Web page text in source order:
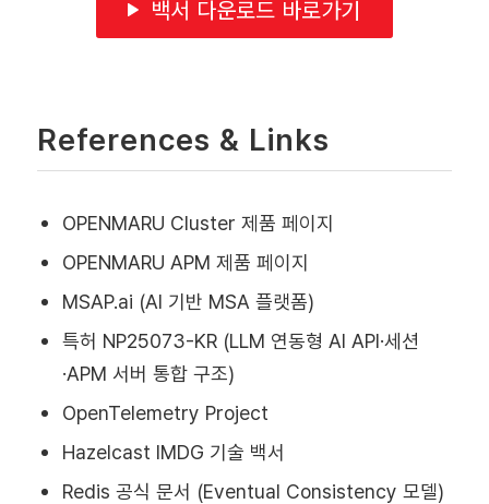
백서 다운로드 바로가기
References & Links
OPENMARU Cluster 제품 페이지
OPENMARU APM 제품 페이지
MSAP.ai (AI 기반 MSA 플랫폼)
특허 NP25073-KR (LLM 연동형 AI API·세션
·APM 서버 통합 구조)
OpenTelemetry Project
Hazelcast IMDG 기술 백서
Redis 공식 문서 (Eventual Consistency 모델)